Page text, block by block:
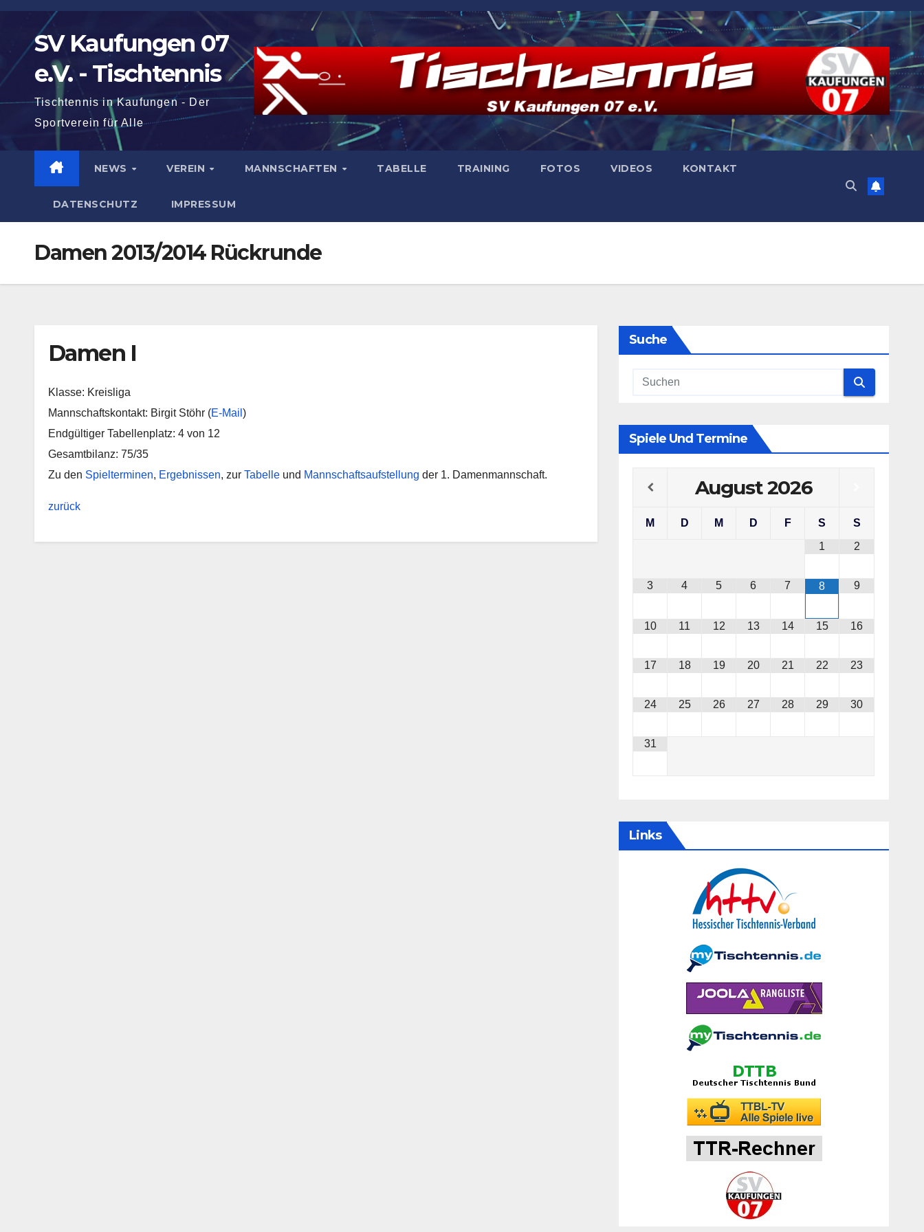
Zum
springenSV Kaufungen 07
e.V. - Tischtennis
Tischtennis in Kaufungen - Der
Sportverein für Alle
NEWS VEREIN MANNSCHAFTEN TABELLE TRAINING FOTOS VIDEOS KONTAKT
DATENSCHUTZ IMPRESSUM
Damen 2013/2014 Rückrunde
Damen I
Klasse: Kreisliga
Mannschaftskontakt: Birgit Stöhr (E-Mail )
Endgültiger Tabellenplatz: 4 von 12
Gesamtbilanz: 75/35
Zu den Spielterminen, Ergebnissen, zur Tabelle und Mannschaftsaufstellung der 1. Damenmannschaft.
zurück
Suche
Spiele Und Termine
August 2026
M D M D F S
S
1
2
3 4 5 6 7 8 9
10 11 12 13 14 15 16
17 18 19 20 21 22 23
24 25 26 27 28 29 30
31
Links